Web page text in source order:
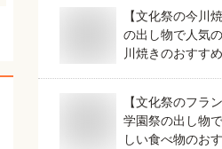
【文化祭の今川
の出し物で人気
川焼きのおすす
【文化祭のフラ
学園祭の出し物
しい食べ物のお